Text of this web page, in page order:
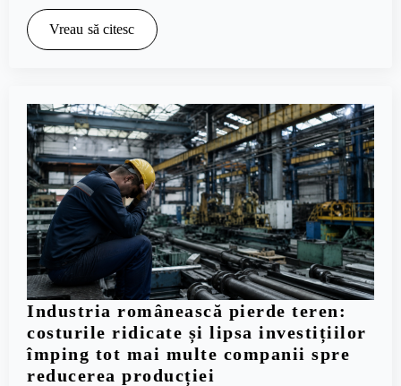
Vreau să citesc
Industria românească pierde teren:
costurile ridicate și lipsa investițiilor
împing tot mai multe companii spre
reducerea producției